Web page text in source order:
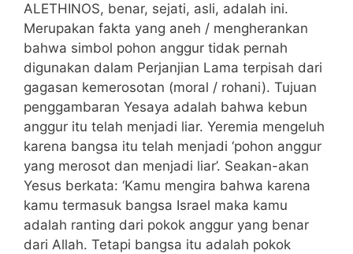
ALETHINOS, benar, sejati, asli, adalah ini.
Merupakan fakta yang aneh / mengherankan
bahwa simbol pohon anggur tidak pernah
digunakan dalam Perjanjian Lama terpisah dari
gagasan kemerosotan (moral / rohani). Tujuan
penggambaran Yesaya adalah bahwa kebun
anggur itu telah menjadi liar. Yeremia mengeluh
karena bangsa itu telah menjadi ‘pohon anggur
yang merosot dan menjadi liar’. Seakan-akan
Yesus berkata: ‘Kamu mengira bahwa karena
kamu termasuk bangsa Israel maka kamu
adalah ranting dari pokok anggur yang benar
dari Allah. Tetapi bangsa itu adalah pokok